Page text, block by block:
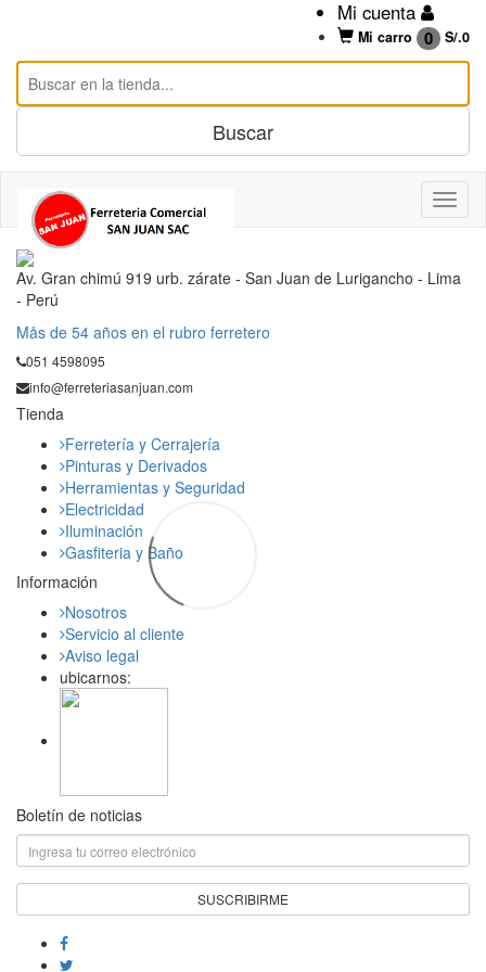
Mi cuenta
Mi carro 0 S/.0
Av. Gran chimú 919 urb. zárate - San Juan de Lurigancho - Lima
- Perú
Mås de 54 años en el rubro ferretero
051 4598095
info@ferreteriasanjuan.com
Tienda
Ferretería y Cerrajería
Pinturas y Derivados
Herramientas y Seguridad
Electricidad
Iluminación
Gasfiteria y Baño
Información
Nosotros
Servicio al cliente
Aviso legal
ubicarnos:
Boletín de noticias